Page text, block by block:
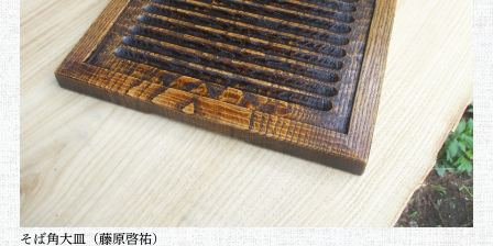
そば角大皿（藤原啓祐）